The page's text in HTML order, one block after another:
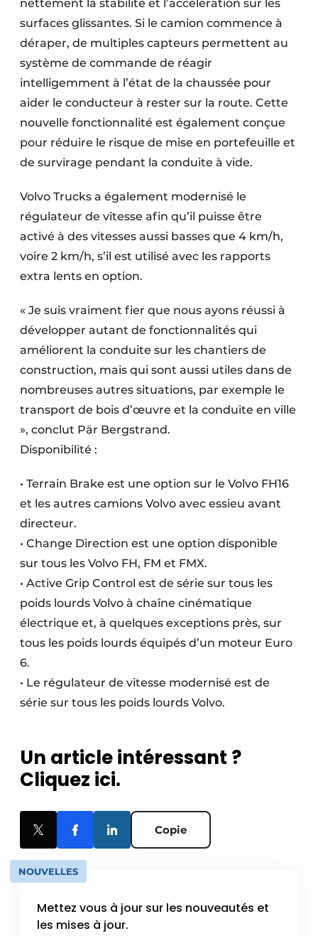
nettement la stabilité et l’accélération sur les
surfaces glissantes. Si le camion commence à
déraper, de multiples capteurs permettent au
système de commande de réagir
intelligemment à l’état de la chaussée pour
aider le conducteur à rester sur la route. Cette
nouvelle fonctionnalité est également conçue
pour réduire le risque de mise en portefeuille et
de survirage pendant la conduite à vide.
Volvo Trucks a également modernisé le
régulateur de vitesse afin qu’il puisse être
activé à des vitesses aussi basses que 4 km/h,
voire 2 km/h, s’il est utilisé avec les rapports
extra lents en option.
« Je suis vraiment fier que nous ayons réussi à
développer autant de fonctionnalités qui
améliorent la conduite sur les chantiers de
construction, mais qui sont aussi utiles dans de
nombreuses autres situations, par exemple le
transport de bois d’œuvre et la conduite en ville
», conclut Pär Bergstrand.
Disponibilité :
• Terrain Brake est une option sur le Volvo FH16
et les autres camions Volvo avec essieu avant
directeur.
• Change Direction est une option disponible
sur tous les Volvo FH, FM et FMX.
• Active Grip Control est de série sur tous les
poids lourds Volvo à chaîne cinématique
électrique et, à quelques exceptions près, sur
tous les poids lourds équipés d’un moteur Euro
6.
• Le régulateur de vitesse modernisé est de
série sur tous les poids lourds Volvo.
Un article intéressant ?
Cliquez ici.
Copie
NOUVELLES
Mettez vous à jour sur les nouveautés et
les mises à jour.